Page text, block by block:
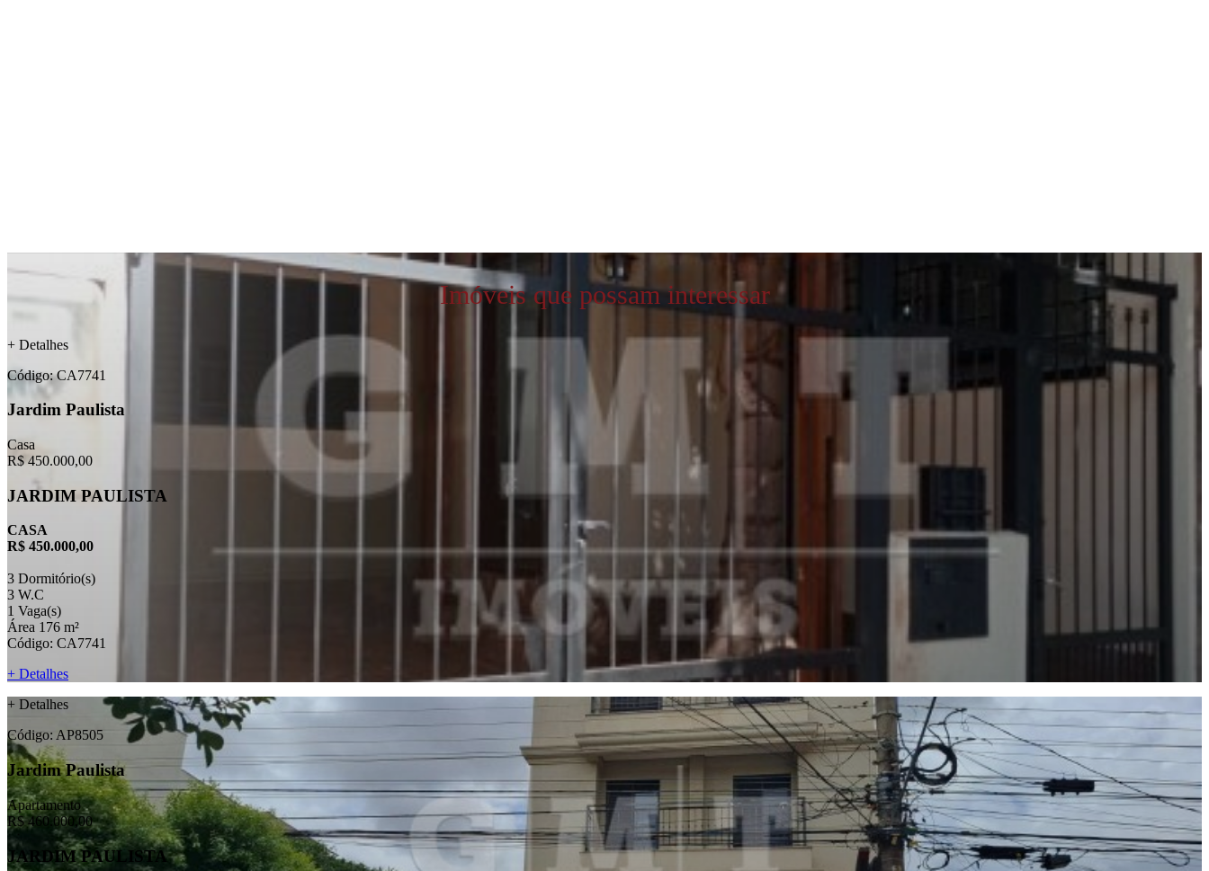
Imóveis que possam interessar
+ Detalhes
Código: CA7741
Jardim Paulista
Casa
R$ 450.000,00
JARDIM PAULISTA
CASA
R$ 450.000,00
3 Dormitório(s)
3 W.C
1 Vaga(s)
Área 176 m²
Código: CA7741
+ Detalhes
+ Detalhes
Código: AP8505
Jardim Paulista
Apartamento
R$ 460.000,00
JARDIM PAULISTA